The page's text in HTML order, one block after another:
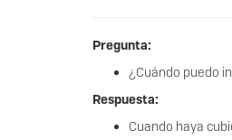
Pregunta:
¿Cuándo puedo
Respuesta:
Cuando haya